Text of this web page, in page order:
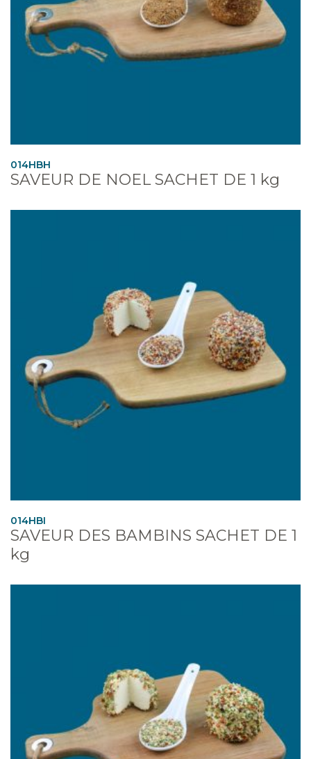
014HBH
SAVEUR DE NOEL SACHET DE 1 kg
014HBI
SAVEUR DES BAMBINS SACHET DE 1
kg